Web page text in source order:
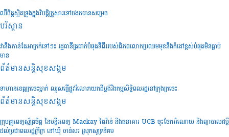
ឈឺចិត្តស្អិតទ្រូងក្នុងវិបត្តិគ្រួសារទៅចងកបានសម្រេច
បរិស្ថាន
វានឹងកាន់តែអាក្រក់ទៅៗ៖ រដ្ឋធានីត្រជាក់បំផុតទីពីររបស់ពិភពលោកប្រឈមមុខនឹងកំដៅខ្ពស់បំផុតមិនធ្លាប់
មាន
ព័ត៌មានសន្តិសុខ​សង្គម
ទាហានខេត្តក្រចេះម្នាក់ ឈូសធ្វើផ្លូវរំលោភយកដីប្លង់រឹងកម្មសិទ្ធិពលរដ្ឋនៅក្រុងក្រចេះ
ព័ត៌មានសន្តិសុខ​សង្គម
ក្រុមគ្រូពេទ្យស្ម័ត្រចិត្ត នៃមន្ទីរពេទ្យ Mackay តៃវ៉ាន់ និងធនាគារ UCB ចុះចែកអំណោយ និងព្យាបាលជម្ងឺ
ដល់ប្រជាពលរដ្ឋក្រីក្រ នៅឃុំ ចាន់សរ ស្រុកសូទ្រនិគម